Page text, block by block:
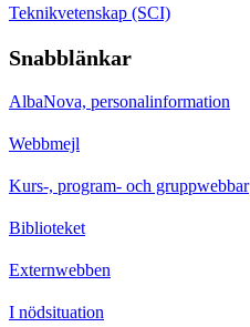
Teknikvetenskap (SCI)
Snabblänkar
AlbaNova, personalinformation
Webbmejl
Kurs-, program- och gruppwebbar
Biblioteket
Externwebben
I nödsituation